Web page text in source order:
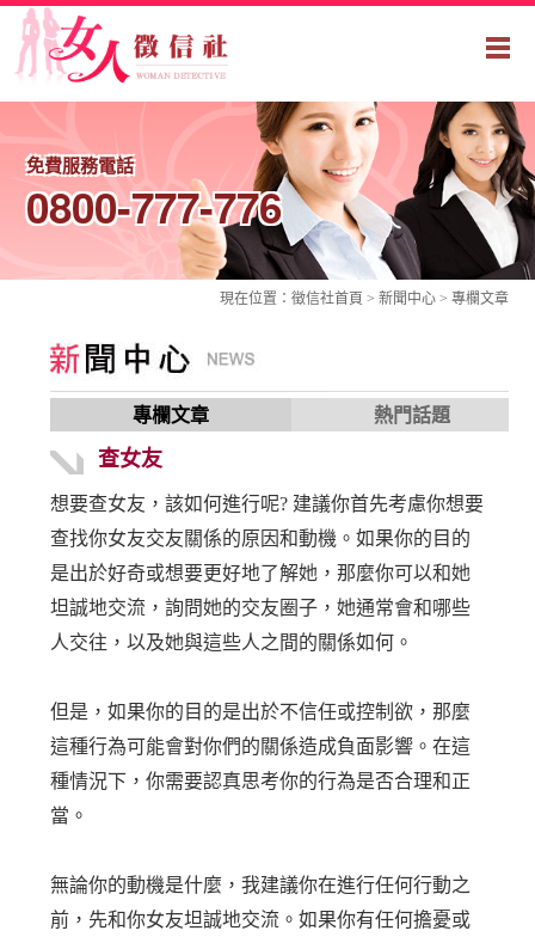
免費服務電話
0800-777-776
現在位置： 徵信社首頁 > 新聞中心 > 專欄文章
專欄文章 熱門話題
查女友
想要查女友，該如何進行呢? 建議你首先考慮你想要
查找你女友交友關係的原因和動機。如果你的目的
是出於好奇或想要更好地了解她，那麼你可以和她
坦誠地交流，詢問她的交友圈子，她通常會和哪些
人交往，以及她與這些人之間的關係如何。
但是，如果你的目的是出於不信任或控制欲，那麼
這種行為可能會對你們的關係造成負面影響。在這
種情況下，你需要認真思考你的行為是否合理和正
當。
無論你的動機是什麼，我建議你在進行任何行動之
前，先和你女友坦誠地交流。如果你有任何擔憂或